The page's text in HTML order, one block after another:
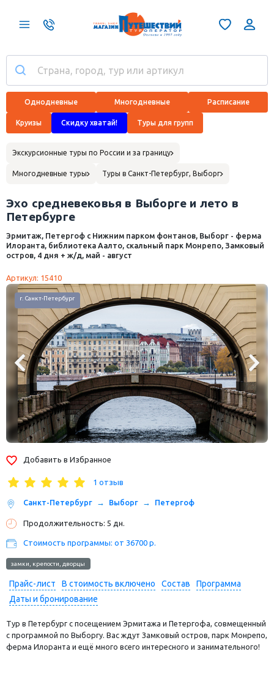
Однодневные Многодневные Расписание
Круизы Скидку хватай! Туры для групп
Экскурсионные туры по России и за границу
Многодневные туры Туры в Санкт-Петербург, Выборг
Эхо средневековья в Выборге и лето в
Петербурге
Эрмитаж, Петергоф с Нижним парком фонтанов, Выборг - ферма
Илоранта, библиотека Аалто, скальный парк Монрепо, Замковый
остров, 4 дня + ж/д, май - август
Артикул: 15410
г. Выборг
Добавить в Избранное
1 отзыв
Санкт-Петербург Выборг Петергоф
Продолжительность: 5 дн.
Стоимость программы: от 36700 р.
замки, крепости, дворцы
Прайс-лист В стоимость включено Состав
Программа
Даты и бронирование
Тур в Петербург с посещением Эрмитажа и Петергофа, совмещенный
с программой по Выборгу. Вас ждут Замковый остров, парк Монрепо,
ферма Илоранта и ещё много всего интересного и занимательного!